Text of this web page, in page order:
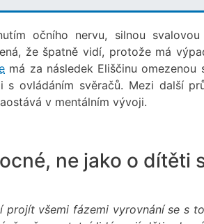
očního nervu, silnou svalovou
že špatně vidí, protože má
má za následek Eliščinu omezenou
ovládáním svěračů. Mezi další
v mentálním vývoji.
ne jako o dítěti
všemi fázemi vyrovnání se s